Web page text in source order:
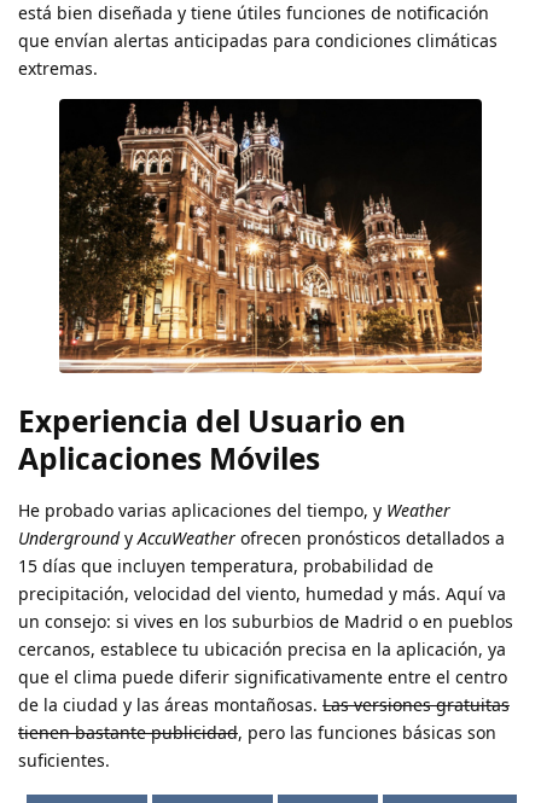
está bien diseñada y tiene útiles funciones de notificación
que envían alertas anticipadas para condiciones climáticas
extremas.
Experiencia del Usuario en
Aplicaciones Móviles
He probado varias aplicaciones del tiempo, y Weather
UndergroundyAccuWeather ofrecen pronósticos detallados a
15 días que incluyen temperatura, probabilidad de
precipitación, velocidad del viento, humedad y más. Aquí va
un consejo: si vives en los suburbios de Madrid o en pueblos
cercanos, establece tu ubicación precisa en la aplicación, ya
que el clima puede diferir significativamente entre el centro
de la ciudad y las áreas montañosas. Las versiones gratuitas
tienen bastante publicidad, pero las funciones básicas son
suficientes.